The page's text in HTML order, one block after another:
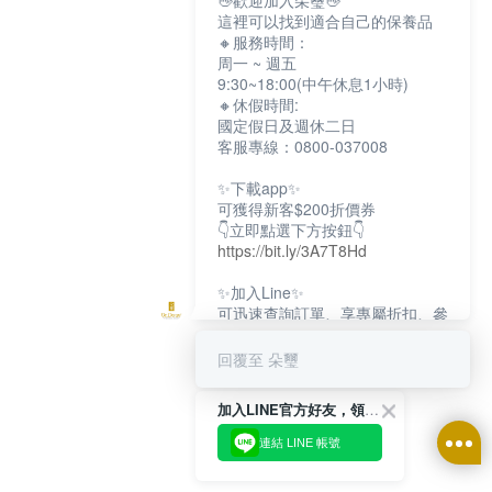
加入LINE官方好友，領取$200折價券
連結 LINE 帳號
這裡可以找到適合自己的保養品
🔸服務時間：
周一 ~ 週五
9:30~18:00(中午休息1小時)
🔸休假時間:
國定假日及週休二日
客服專線：0800-037008
✨下載app✨
可獲得新客$200折價券
👇立即點選下方按鈕👇
https://bit.ly/3A7T8Hd
✨加入Line✨
可迅速查詢訂單、享專屬折扣、參
👇立即點選下方按鈕👇
✨追蹤IG✨
👇立即點選下方按鈕👇
https://bit.ly/3w8zJm1
回覆至 朵璽